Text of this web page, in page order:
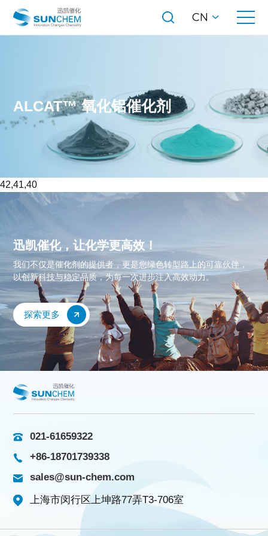
CN
ALCAT™ 氧化铝催化剂
42,41,40
迅凯催化，让化学更高效！
我们不仅是催化剂的提供者，更是您绿色转型路上的可靠伙伴，
以创新科技与稳定品质，为每一次进步注入高效动力。
探索更多
021-61659322
+86-18701739338
sales@sun-chem.com
上海市闵行区上坤路77弄T3-706室